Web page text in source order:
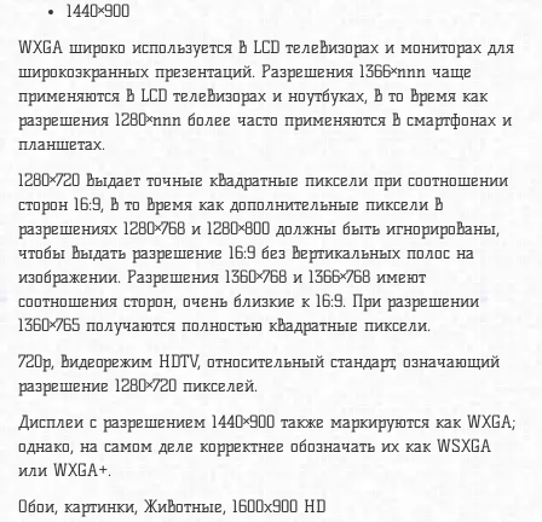
1440×900
WXGA широко используется в LCD телевизорах и мониторах для
широкоэкранных презентаций. Разрешения 1366×nnn чаще
применяются в LCD телевизорах и ноутбуках, в то время как
разрешения 1280×nnn более часто применяются в смартфонах и
планшетах.
1280×720 выдает точные квадратные пиксели при соотношении
сторон 16:9, в то время как дополнительные пиксели в
разрешениях 1280×768 и 1280×800 должны быть игнорированы,
чтобы выдать разрешение 16:9 без вертикальных полос на
изображении. Разрешения 1360×768 и 1366×768 имеют
соотношения сторон, очень близкие к 16:9. При разрешении
1360×765 получаются полностью квадратные пиксели.
720p, видеорежим HDTV, относительный стандарт, означающий
разрешение 1280×720 пикселей.
Дисплеи с разрешением 1440×900 также маркируются как WXGA;
однако, на самом деле корректнее обозначать их как WSXGA
или WXGA+.
Обои, картинки, Животные, 1600x900 HD